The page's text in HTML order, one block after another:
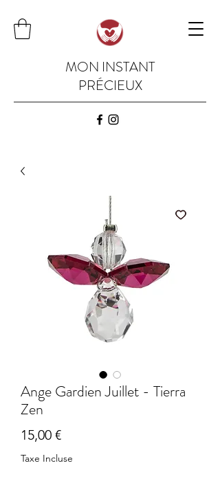
MON INSTANT
PRÉCIEUX
Ange Gardien Juillet - Tierra
Zen
15,00 €Prix
Taxe Incluse